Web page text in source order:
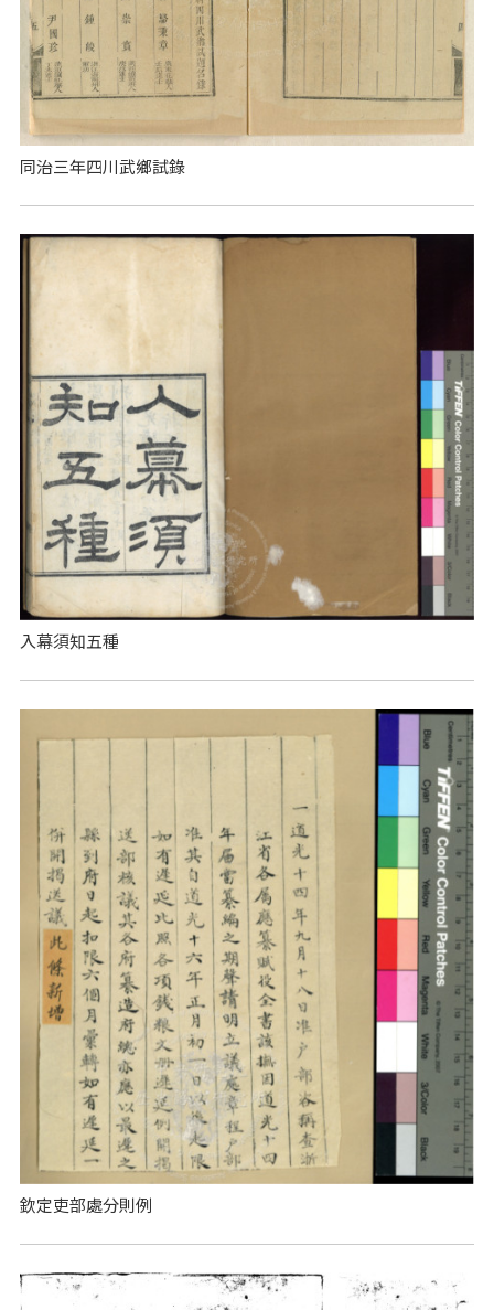
同治三年四川武鄉試錄
入幕須知五種
欽定吏部處分則例